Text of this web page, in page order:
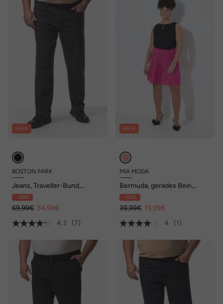
SALE
BOSTON PARK
Jeans, Traveller-Bund,
Swingpocket, 5-Pocket,
Regular Fit, bis 72/36
- 50%
69,99€ 34,99€
4.3
(7)
SALE
MIA MODA
Bermuda, gerades Bein,
Plissee
- 50%
39,99€ 19,99€
4
(1)